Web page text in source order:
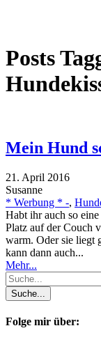
Posts
Mein Hund
21. April 2016
Susanne
* Werbung * -,
Habt ihr auch so
Platz auf der Couch
warm. Oder sie liegt
kann dann auch...
Mehr...
Folge mir über: